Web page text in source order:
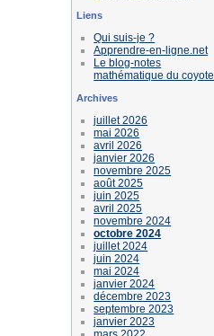
Liens
Qui suis-je ?
Apprendre-en-ligne.net
Le blog-notes
mathématique du coyote
Archives
juillet 2026
mai 2026
avril 2026
janvier 2026
novembre 2025
août 2025
juin 2025
avril 2025
novembre 2024
octobre 2024
juillet 2024
juin 2024
mai 2024
janvier 2024
décembre 2023
septembre 2023
janvier 2023